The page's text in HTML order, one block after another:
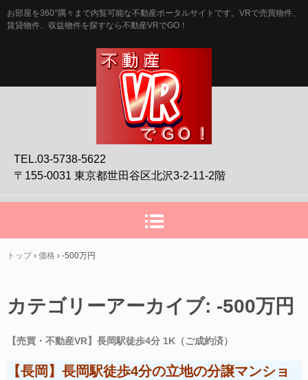
お部屋を360°隅々まで内覧可能な不動産ポータルサイトです。VRで売買物件、
賃貸物件、収益物件を探すなら不動産VRでGO！
TEL.03-5738-5622
〒155-0031 東京都世田谷区北沢3-2-11-2階
トップ › 価格 › -500万円
カテゴリーアーカイブ: -500万円
【売買・不動産VR】長岡駅徒歩4分 1K（ご成約済）
【長岡】長岡駅徒歩4分の立地の分譲マンショ